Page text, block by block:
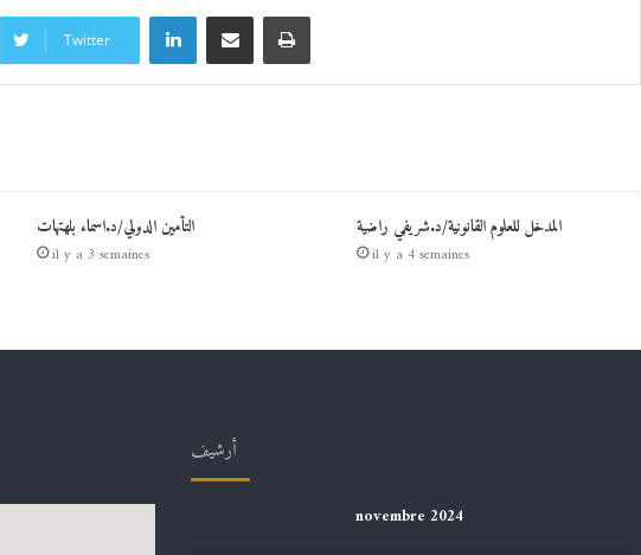
Twitter
Linkedin Partager par email Imprimer
التأمين الدولي/د.اسماء بلهتهات
il y a 3 semaines
المدخل للعلوم القانونية/د.شريفي راضية
il y a 4 semaines
أرشيف
novembre 2024